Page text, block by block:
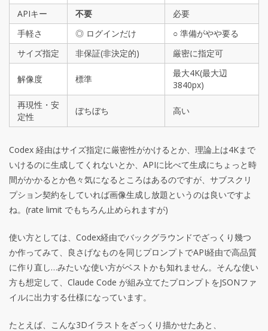
APIキー 不要
必要
手軽さ
◎ ログインだけ
○ 準備がやや要る
サイズ指定
非保証(非決定的) 厳密に指定可
解像度 標準
最大4K(最大辺
3840px)
再現性・安
定性
ぼちぼち 高い
Codex 経由はサイズ指定に厳密性がかけるとか、理論上は4Kまで
いけるのに生成してくれないとか、APIに比べて生成にちょっと時
間がかかるとか色々気になるところはあるのですが、サブスクリ
プション契約をしていれば画像生成し放題というのは良いですよ
ね。(rate limit でもちろん止められますが)
使い方としては、Codex経由でバックグラウンドでざっくり幾つ
か作ってみて、良さげなものを同じプロンプトでAPI経由で高品質
に作り直し…みたいな使い方がベストかも知れません。そんな使い
方も想定して、Claude Code が組み立てたプロンプトをJSONファ
イルに出力する仕様になっています。
たとえば、こんな3Dイラストをざっくり描かせたあと、